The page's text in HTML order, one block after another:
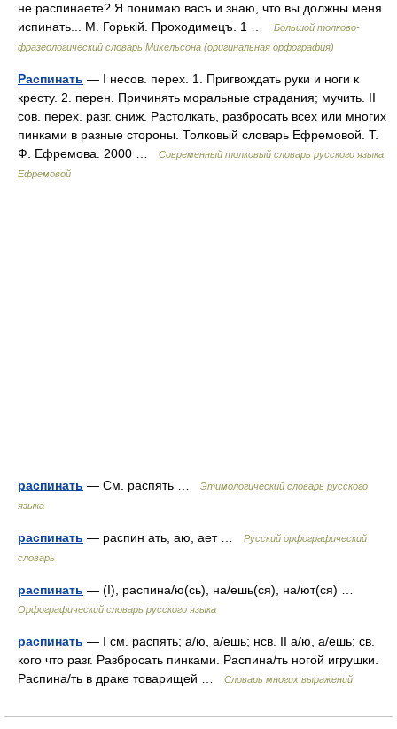
не распинаете? Я понимаю васъ и знаю, что вы должны меня
испинать... М. Горькій. Проходимецъ. 1 …
Большой толково-
фразеологический словарь Михельсона (оригинальная орфография)
Распинать — I несов. перех. 1. Пригвождать руки и ноги к
кресту. 2. перен. Причинять моральные страдания; мучить. II
сов. перех. разг. сниж. Растолкать, разбросать всех или многих
пинками в разные стороны. Толковый словарь Ефремовой. Т.
Ф. Ефремова. 2000 …
Современный толковый словарь русского языка
Ефремовой
распинать — См. распять …
Этимологический словарь русского
языка
распинать — распин ать, аю, ает …
Русский орфографический
словарь
распинать — (I), распина/ю(сь), на/ешь(ся), на/ют(ся) …
Орфографический словарь русского языка
распинать — I см. распять; а/ю, а/ешь; нсв. II а/ю, а/ешь; св.
кого что разг. Разбросать пинками. Распина/ть ногой игрушки.
Распина/ть в драке товарищей …
Словарь многих выражений